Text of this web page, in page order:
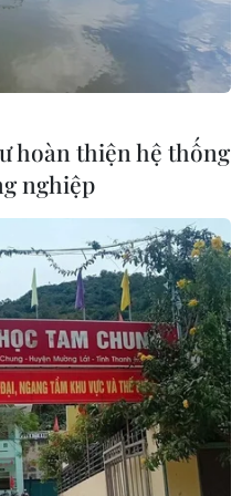
ông đứng trên lập
rằng nước Anh cần
ở Biển Bắc, đồng
đề xuất này sẽ
phản ánh một thực
thời từ chối mọi
và than vãn về hóa
nhất không phải là
của tháng 4/2026.
bệnh thực sự là việc
những cải cách
phúc lợi, quy
Mỗi chính phủ
lùi bước: bầu cử,
hoàn thiện hệ thống
nghiệp